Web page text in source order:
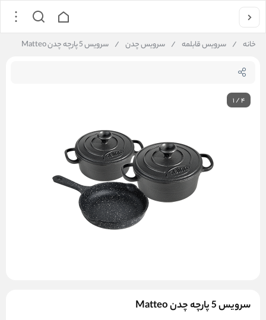
خانه / سرویس قابلمه / سرویس چدن / سرويس 5 پارچه چدن Matteo
1/4
سرويس 5 پارچه چدن Matteo